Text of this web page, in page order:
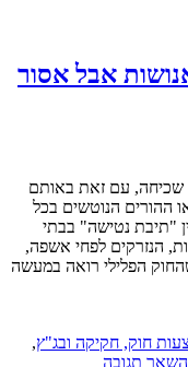
אבל אסור
שכיחה, עם זאת באותם
ההורים הנוטשים בכל
"תיבת נטישה" בבתי
הנזרקים לפחי אשפה,
הפלילי רואה במעשה
חוק, חקיקה ובג"ץ,
השאר תגובה